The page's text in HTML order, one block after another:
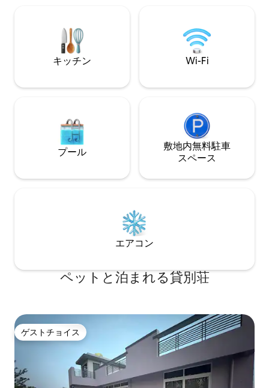
ネスセッション（ハイキング、可動性向
上／ストレッチ、回復運動、フィットネ
ス指導）をご利用いただけます（別途費
用がかかります）。
キッチン Wi-Fi
プール
敷地内無料駐⁠車
ス⁠ペ⁠ー⁠ス
エアコン
ペットと泊まれる貸別荘
ゲストチョイス
ゲストチョイス